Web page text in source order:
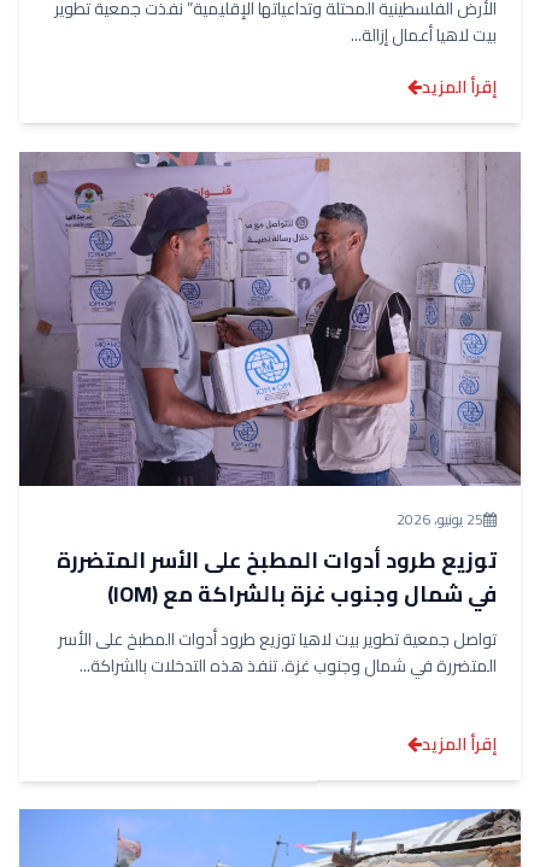
الأرض الفلسطينية المحتلة وتداعياتها الإقليمية” نفذت جمعية تطوير
بيت لاهيا أعمال إزالة...
إقرأ المزيد
25 يونيو، 2026
توزيع طرود أدوات المطبخ على الأسر المتضررة
في شمال وجنوب غزة بالشراكة مع (IOM)
تواصل جمعية تطوير بيت لاهيا توزيع طرود أدوات المطبخ على الأسر
المتضررة في شمال وجنوب غزة. تنفذ هذه التدخلات بالشراكة...
إقرأ المزيد